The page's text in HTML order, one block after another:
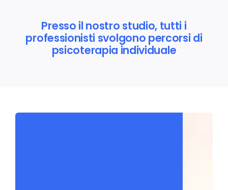
Presso il nostro studio, tutti i
professionisti svolgono percorsi di
psicoterapia individuale